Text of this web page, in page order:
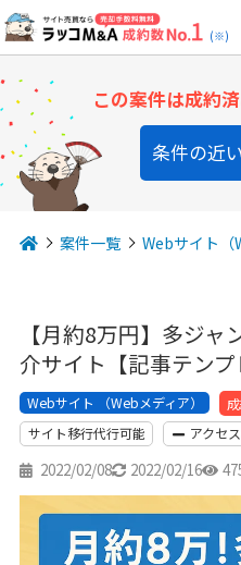
(※)
この案件は成約済
条件の近
案件一覧 Webサイト（
【月約8万円】多ジ
介サイト【記事テンプ
Webサイト （Webメディア）
サイト移行代行可能
アクセ
2022/02/08 2022/02/16